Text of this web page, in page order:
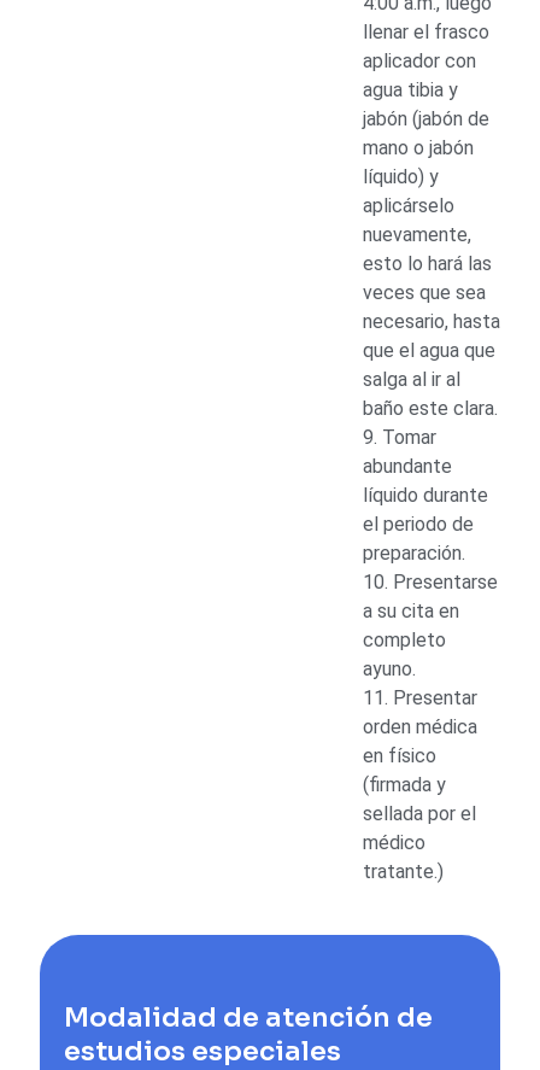
llenar el frasco
aplicador con
agua tibia y
jabón (jabón de
mano o jabón
líquido) y
aplicárselo
nuevamente,
esto lo hará las
veces que sea
necesario, hasta
que el agua que
salga al ir al
baño este clara.
9. Tomar
abundante
líquido durante
el periodo de
preparación.
10. Presentarse
a su cita en
completo
ayuno.
11. Presentar
orden médica
en físico
(firmada y
sellada por el
médico
tratante.)
Modalidad de atención de
estudios especiales